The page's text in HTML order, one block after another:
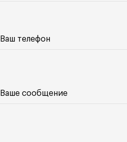
Ваш телефон
Ваше сообщение